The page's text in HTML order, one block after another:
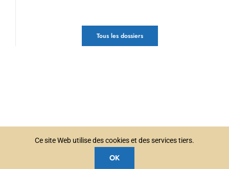
Tous les dossiers
Ce site Web utilise des cookies et des services tiers.
OK